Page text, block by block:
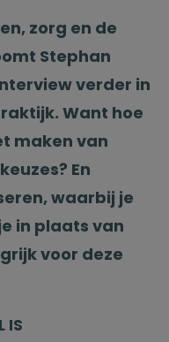
zorg en de
Stephan
verder in
Want hoe
maken van
En
waarbij je
in plaats van
voor deze
IS